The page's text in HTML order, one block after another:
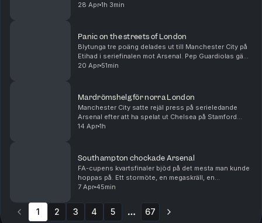
Southampton respektive. Vi pratar tränarbyten och
28 Apr 1h 3min
Panic on the streets of London
Blytunga tre poäng delades ut till Manchester City på
Etihad i seriefinalen mot Arsenal. Pep Guardiolas gäng
har därmed hämtat upp Arsenals försprång och får nu
20 Apr 51min
Mardrömshelg för norra London
Manchester City satte rejäl press på serieledande
Arsenal efter att ha spelat ut Chelsea på Stamford
Bridge dagen efter Arsenal gått på pumpen hemma
14 Apr 1h
Southampton chockade Arsenal
FA-cupens kvartsfinaler bjöd på det mesta man kunde
hoppas på. Ett stormöte, en megaskräll, en
straffläggning och en total överkörning. Patrik Syk
sydkust...
7 Apr 45min
1 2 3 4 5 67